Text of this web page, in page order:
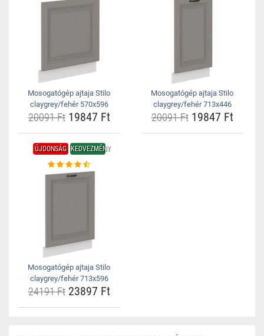
Mosogatógép ajtaja Stilo
claygrey/fehér 570x596
20091 Ft19847 Ft
Mosogatógép ajtaja Stilo
claygrey/fehér 713x446
20091 Ft19847 Ft
ÚJDONSÁG KEDVEZMÉNY
Mosogatógép ajtaja Stilo
claygrey/fehér 713x596
24191 Ft23897 Ft